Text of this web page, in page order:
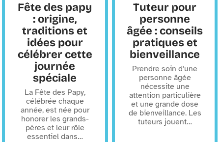
Fête des papy
: origine,
traditions et
idées pour
célébrer cette
journée
spéciale
La Fête des Papy,
célébrée chaque
année, est née pour
honorer les grands-
pères et leur rôle
essentiel dans…
Tuteur pour
personne
âgée : conseils
pratiques et
bienveillance
Prendre soin d'une
personne âgée
nécessite une
attention particulière
et une grande dose
de bienveillance. Les
tuteurs jouent…